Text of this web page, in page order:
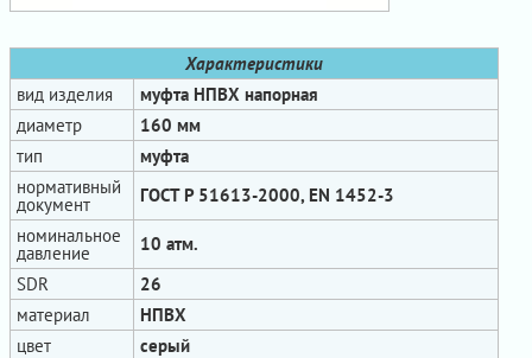
Характеристики
вид изделия
муфта НПВХ напорная
диаметр
160 мм
тип
муфта
нормативный
документ
ГОСТ Р 51613-2000, EN 1452-3
номинальное
давление
10 атм.
SDR
26
материал
НПВХ
цвет
серый